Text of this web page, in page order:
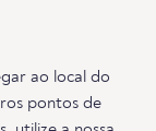
ao local do
pontos de